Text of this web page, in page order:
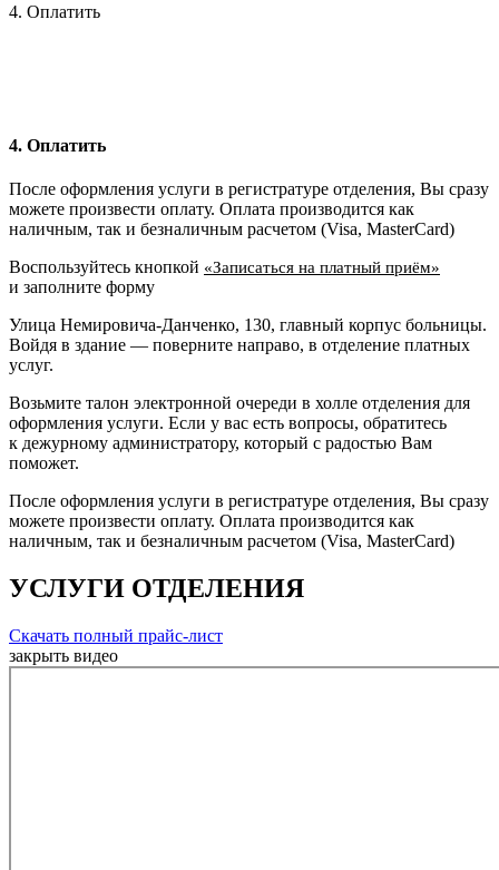
4. Оплатить
4. Оплатить
После оформления услуги в регистратуре отделения, Вы сразу
можете произвести оплату. Оплата производится как
наличным, так и безналичным расчетом (Visa, MasterCard)
Воспользуйтесь кнопкой «Записаться на платный приём»
и заполните форму
Улица Немировича-Данченко, 130, главный корпус больницы.
Войдя в здание — поверните направо, в отделение платных
услуг.
Возьмите талон электронной очереди в холле отделения для
оформления услуги. Если у вас есть вопросы, обратитесь
к дежурному администратору, который с радостью Вам
поможет.
После оформления услуги в регистратуре отделения, Вы сразу
можете произвести оплату. Оплата производится как
наличным, так и безналичным расчетом (Visa, MasterCard)
УСЛУГИ ОТДЕЛЕНИЯ
Скачать полный прайс-лист
закрыть видео